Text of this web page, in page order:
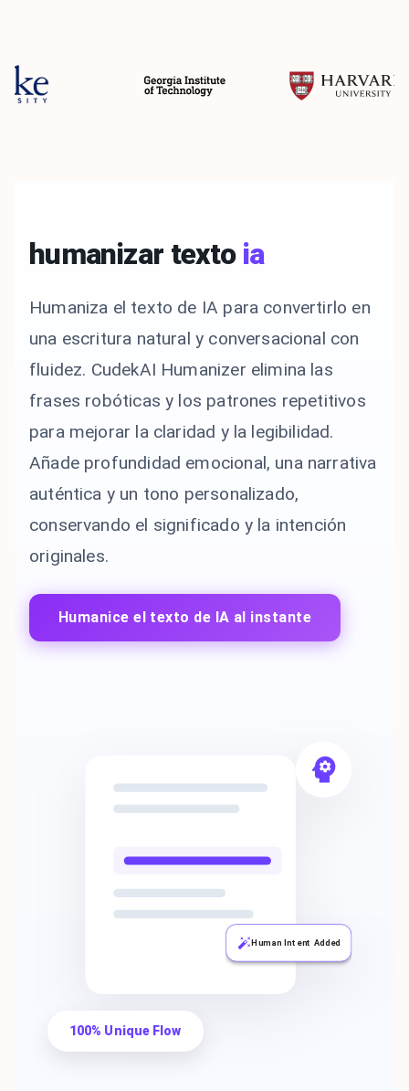
humanizar texto ia
Humaniza el texto de IA para convertirlo en
una escritura natural y conversacional con
fluidez. CudekAI Humanizer elimina las
frases robóticas y los patrones repetitivos
para mejorar la claridad y la legibilidad.
Añade profundidad emocional, una narrativa
auténtica y un tono personalizado,
conservando el significado y la intención
originales.
Humanice el texto de IA al instante
Human Intent Added
100% Unique Flow